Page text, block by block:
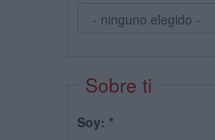
Sobre ti
Soy: *